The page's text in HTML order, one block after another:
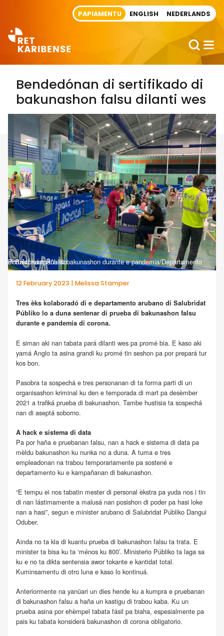
PAPIAMENTU ENGLISH NEDERLANDS
Bendedónan di sertifikado di
bakunashon falsu dilanti wes
Portrèt: kampaña di bakunashon durante e pandemia/Departamento di Salubridat Públiko
12 February 2023 | Melissa Stamper
Tres èks kolaboradó di e departamento arubano di Salubridat
Públiko lo a duna sentenar di prueba di bakunashon falsu
durante e pandemia di corona.
E siman aki nan tabata pará dilanti wes pa promé bia. E kaso aki
yamá Anglo ta asina grandi ku promé tin seshon pa por prepará tur
kos bon.
Pasobra ta sospechá e tres personanan di ta forma parti di un
organisashon kriminal ku den e temporada di mart pa desèmber
2021 a trafiká prueba di bakunashon. Tambe hustisia ta sospechá
nan di aseptá soborno.
A hack e sistema di data
Pa por haña e pruebanan falsu, nan a hack e sistema di data pa
mèldu bakunashon ku nunka no a duna. A tuma e tres
empleadonan na trabou temporariamente pa sostené e
departamento ku e kampañanan di bakunashon.
“E tempu ei nos tabatin mester di personal èkstra pa yuda nos i tin
di nan lástimamente a malusá nan posishon di poder pa hasi loke
nan a hasi”, segun e minister arubano di Salubridat Públiko Dangui
Oduber.
Ainda no ta kla di kuantu prueba di bakunashon falsu ta trata. E
minister ta bisa ku ta ‘ménos ku 800’. Ministerio Públiko ta laga sa
ku e no ta dikta sentensia awor tokante e kantidat total.
Kuminsamentu di otro luna e kaso lo kontinuá.
Anteriormente na yanüari un dies hende ku a kumpra e pruebanan
di bakunashon falsu a haña un kastigu di trabou kaba. Ku un
prueba asina por ehèmpel tabata fásil pa biaha, espesialmente pa
pais ku tabata konsiderá bakunashon di corona obligatorio.